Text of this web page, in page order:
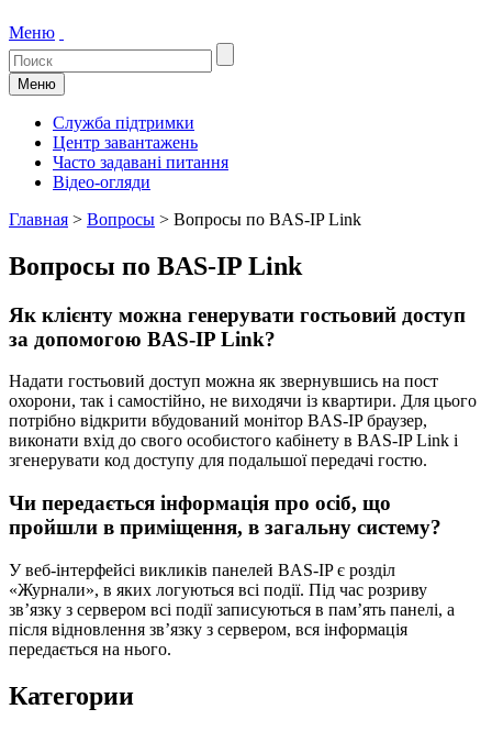
Меню
Меню
Служба підтримки
Центр завантажень
Часто задавані питання
Відео-огляди
Главная > Вопросы > Вопросы по BAS-IP Link
Вопросы по BAS-IP Link
Як клієнту можна генерувати гостьовий доступ
за допомогою BAS-IP Link?
Надати гостьовий доступ можна як звернувшись на пост
охорони, так і самостійно, не виходячи із квартири. Для цього
потрібно відкрити вбудований монітор BAS-IP браузер,
виконати вхід до свого особистого кабінету в BAS-IP Link і
згенерувати код доступу для подальшої передачі гостю.
Чи передається інформація про осіб, що
пройшли в приміщення, в загальну систему?
У веб-інтерфейсі викликів панелей BAS-IP є розділ
«Журнали», в яких логуються всі події. Під час розриву
зв’язку з сервером всі події записуються в пам’ять панелі, а
після відновлення зв’язку з сервером, вся інформація
передається на нього.
Категории